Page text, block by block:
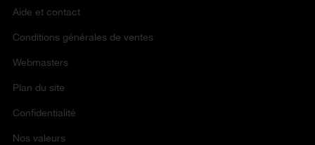
Aide et contact
Conditions générales de ventes
Webmasters
Plan du site
Confidentialité
Nos valeurs